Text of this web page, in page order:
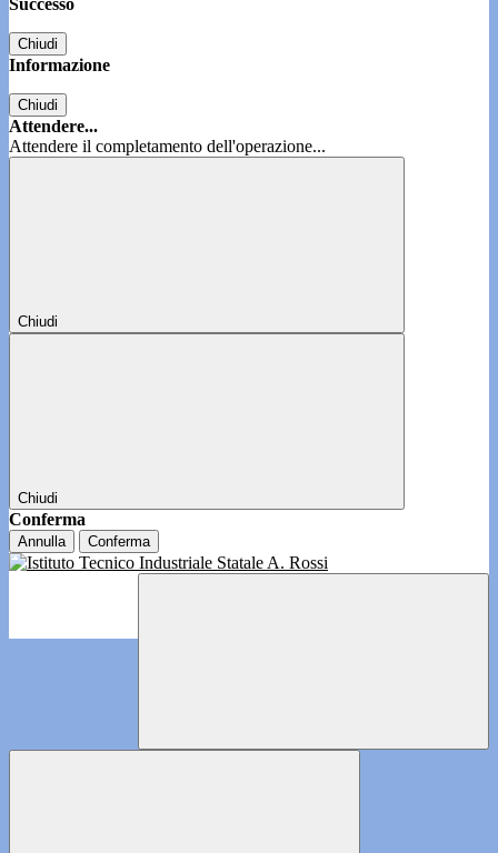
Successo
Chiudi
Informazione
Chiudi
Attendere...
Attendere il completamento dell'operazione...
Chiudi
Chiudi
Conferma
Annulla Conferma